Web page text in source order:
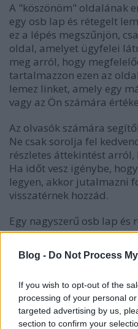
Blog - Do Not Process
If you wish to opt-out of the
processing of your personal
targeted advertising by us,
section to confirm your
A "köszönöm" oldalának
egy osb lap és rétegelt
ez a lépés megszűnjön,
oldal, amelyet ügyfelei
meg arról, hogy
tartalmazzon ezen az
lemez linket, amely egy
vagy az Ön számára
Az olvasók számára
Ne csak sorolja fel
részletes áttekintést
Ha időt vesz igénybe,
legyen, akkor jutalmazni
visszatérnek hozzád.
Egy nagyszerű osb lap
tippek az, hogy a cikkeket
nagyobb webforgalmat
webforgalmat
használatával, mint
nagyszerű lehetőség a
rangsorolásának